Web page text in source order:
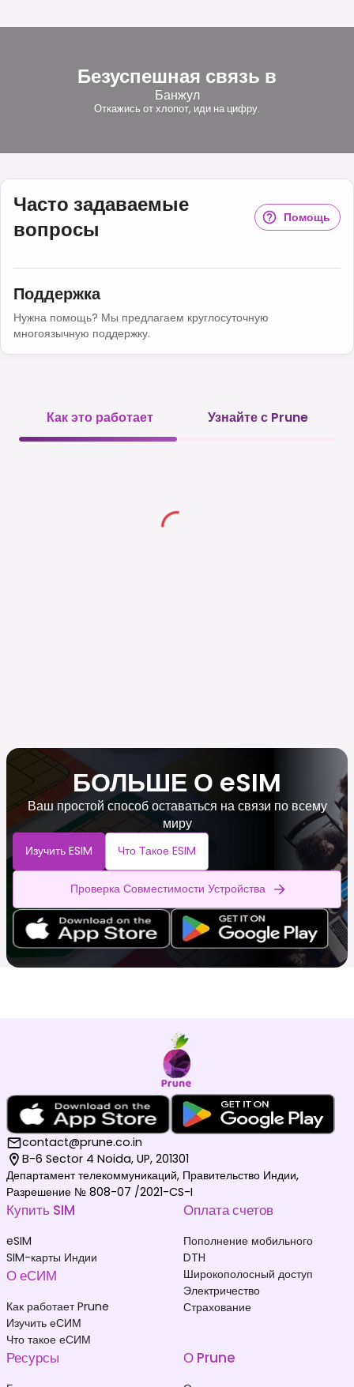
Безуспешная связь в
Банжул
Откажись от хлопот, иди на цифру.
Часто задаваемые
вопросы
Помощь
Поддержка
Нужна помощь? Мы предлагаем круглосуточную
многоязычную поддержку.
Как это работает Узнайте с Prune
БОЛЬШЕ О eSIM
Ваш простой способ оставаться на связи по всему
миру
Изучить ESIM Что Такое ESIM
Проверка Совместимости Устройства
contact@prune.co.in
B-6 Sector 4 Noida, UP, 201301
Департамент телекоммуникаций, Правительство Индии,
Разрешение № 808-07 /2021-CS-I
Купить SIM
eSIM
SIM-карты Индии
О еСИМ
Как работает Prune
Изучить еСИМ
Что такое еСИМ
Оплата счетов
Пополнение мобильного
DTH
Широкополосный доступ
Электричество
Страхование
Ресурсы О Prune